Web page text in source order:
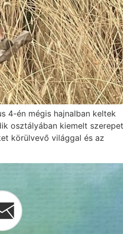
4-én mégis hajnalban keltek
osztályában kiemelt szerepet
körülvevő világgal és az